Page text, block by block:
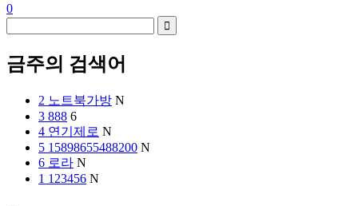
0
금주의 검색어
2 노트북가방 N
3 888 6
4 연기제로 N
5 15898655488200 N
6 로라 N
1 123456 N